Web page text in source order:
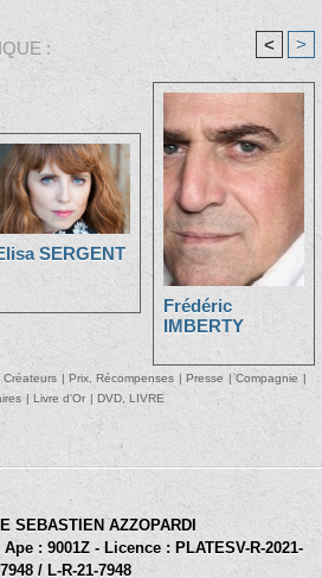
: < >
SERGENT
Frédéric
IMBERTY
Créateurs | Prix, Récompenses | Presse |Compagnie |
| Livre d'Or | DVD, LIVRE
SEBASTIEN AZZOPARDI
: 9001Z - Licence : PLATESV-R-2021-
/ L-R-21-7948